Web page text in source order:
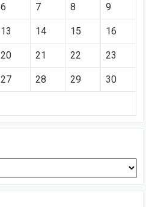
6 7 8 9
13 14 15 16
20 21 22 23
27 28 29 30